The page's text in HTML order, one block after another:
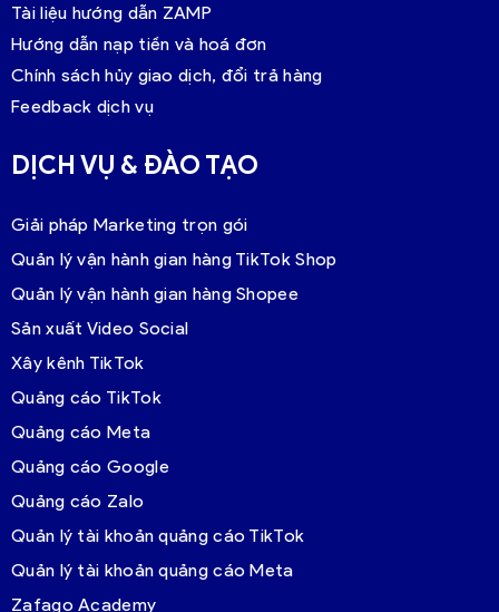
Tài liệu hướng dẫn ZAMP
Hướng dẫn nạp tiền và hoá đơn
Chính sách hủy giao dịch, đổi trả hàng
Feedback dịch vụ
DỊCH VỤ & ĐÀO TẠO
Giải pháp Marketing trọn gói
Quản lý vận hành gian hàng TikTok Shop
Quản lý vận hành gian hàng Shopee
Sản xuất Video Social
Xây kênh TikTok
Quảng cáo TikTok
Quảng cáo Meta
Quảng cáo Google
Quảng cáo Zalo
Quản lý tài khoản quảng cáo TikTok
Quản lý tài khoản quảng cáo Meta
Zafago Academy